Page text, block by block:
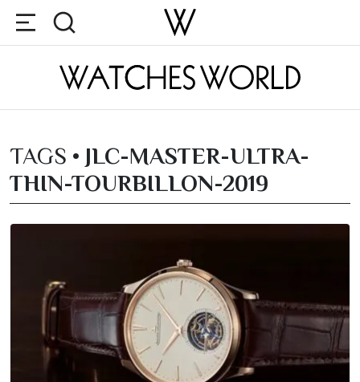
TAGS • JLC-MASTER-ULTRA-
THIN-TOURBILLON-2019